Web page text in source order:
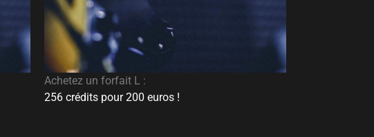
Achetez un forfait L :
256 crédits pour 200 euros !